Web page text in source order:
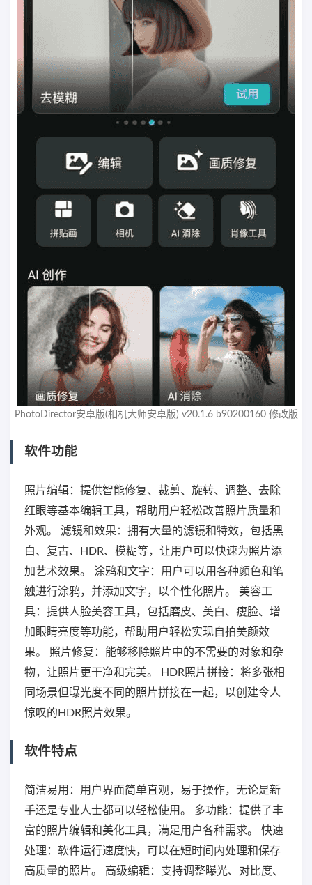
PhotoDirector安卓版(相机大师安卓版) v20.1.6 b90200160 修改版
软件功能
照片编辑：提供智能修复、裁剪、旋转、调整、去除
红眼等基本编辑工具，帮助用户轻松改善照片质量和
外观。 滤镜和效果：拥有大量的滤镜和特效，包括黑
白、复古、HDR、模糊等，让用户可以快速为照片添
加艺术效果。 涂鸦和文字：用户可以用各种颜色和笔
触进行涂鸦，并添加文字，以个性化照片。 美容工
具：提供人脸美容工具，包括磨皮、美白、瘦脸、增
加眼睛亮度等功能，帮助用户轻松实现自拍美颜效
果。 照片修复：能够移除照片中的不需要的对象和杂
物，让照片更干净和完美。 HDR照片拼接：将多张相
同场景但曝光度不同的照片拼接在一起，以创建令人
惊叹的HDR照片效果。
软件特点
简洁易用：用户界面简单直观，易于操作，无论是新
手还是专业人士都可以轻松使用。 多功能：提供了丰
富的照片编辑和美化工具，满足用户各种需求。 快速
处理：软件运行速度快，可以在短时间内处理和保存
高质量的照片。 高级编辑：支持调整曝光、对比度、